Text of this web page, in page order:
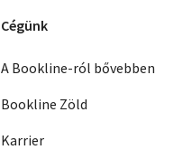
Cégünk
A Bookline-ról bővebben
Bookline Zöld
Karrier